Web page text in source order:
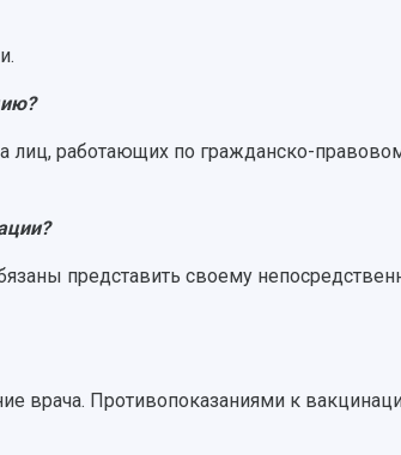
лиц, работающих по гражданско-
представить своему
врача. Противопоказаниями к